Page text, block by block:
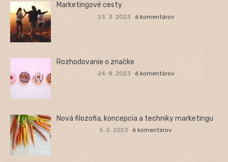
Marketingové cesty
23. 3. 2023 6 komentárov
Rozhodovanie o značke
24. 8. 2023 6 komentárov
Nová filozofia, koncepcia a techniky marketingu
5. 5. 2023 6 komentárov